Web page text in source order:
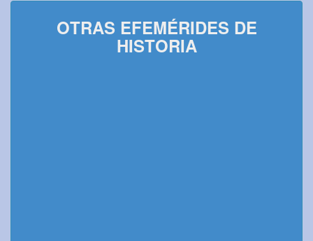
OTRAS EFEMÉRIDES DE
HISTORIA